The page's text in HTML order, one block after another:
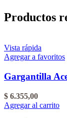
Productos
Vista rápida
Agregar a favoritos
Gargantilla
$ 6.355,00
Agregar al carrito